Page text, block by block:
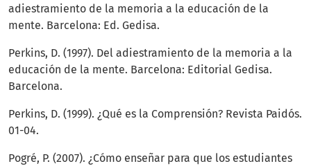
adiestramiento de la memoria a la educación de la
mente. Barcelona: Ed. Gedisa.
Perkins, D. (1997). Del adiestramiento de la memoria a la
educación de la mente. Barcelona: Editorial Gedisa.
Barcelona.
Perkins, D. (1999). ¿Qué es la Comprensión? Revista Paidós.
01-04.
Pogré, P. (2007). ¿Cómo enseñar para que los estudiantes